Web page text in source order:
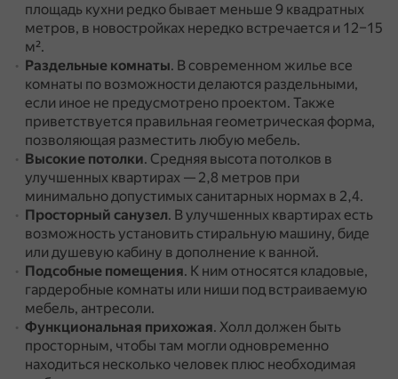
площадь кухни редко бывает меньше 9 квадратных
метров, в новостройках нередко встречается и 12–15
м².
Раздельные комнаты. В современном жилье все
комнаты по возможности делаются раздельными,
если иное не предусмотрено проектом. Также
приветствуется правильная геометрическая форма,
позволяющая разместить любую мебель.
Высокие потолки. Средняя высота потолков в
улучшенных квартирах — 2,8 метров при
минимально допустимых санитарных нормах в 2,4.
Просторный санузел. В улучшенных квартирах есть
возможность установить стиральную машину, биде
или душевую кабину в дополнение к ванной.
Подсобные помещения. К ним относятся кладовые,
гардеробные комнаты или ниши под встраиваемую
мебель, антресоли.
Функциональная прихожая. Холл должен быть
просторным, чтобы там могли одновременно
находиться несколько человек плюс необходимая